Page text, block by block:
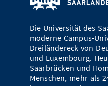
Die Universität des
moderne Campus-
Dreiländereck von
und Luxembourg.
Saarbrücken und
Menschen, mehr als